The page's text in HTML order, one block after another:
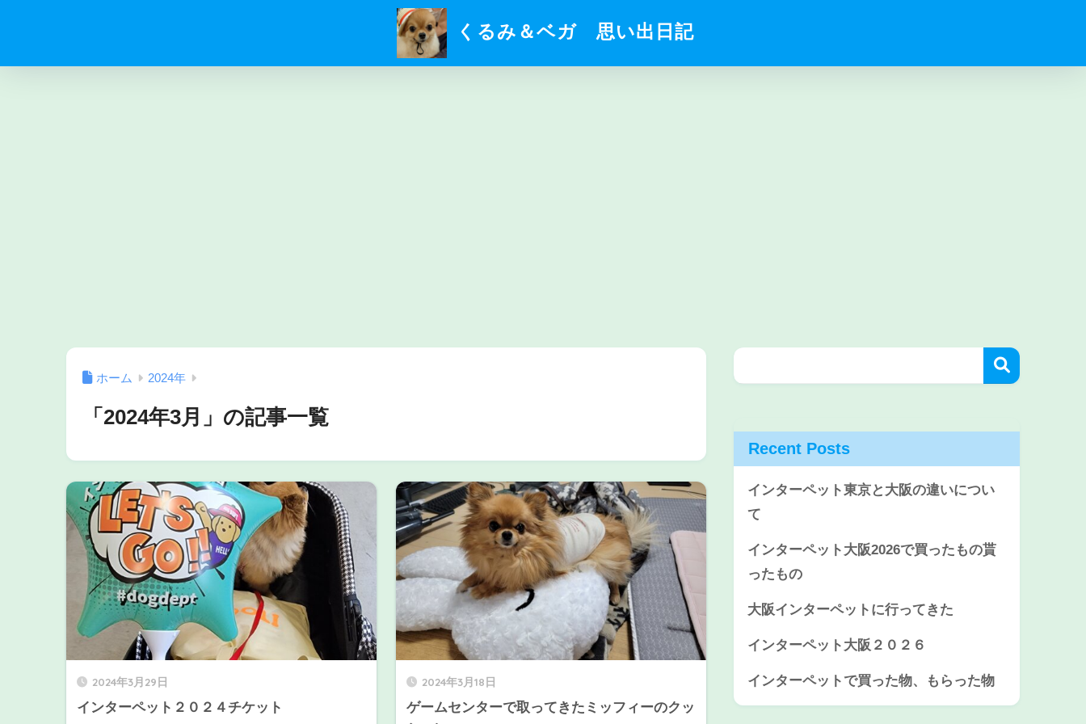
くるみ＆ベガ 思い出日記
ホーム 2024年
「2024年3月」の記事一覧
2024年3月29日
インターペット２０２４チケット
2024年3月18日
ゲームセンターで取ってきたミッフィーのクッ
Recent Posts
インターペット東京と大阪の違いについ
て
インターペット大阪2026で買ったもの貰
ったもの
大阪インターペットに行ってきた
インターペット大阪２０２６
インターペットで買った物、もらった物